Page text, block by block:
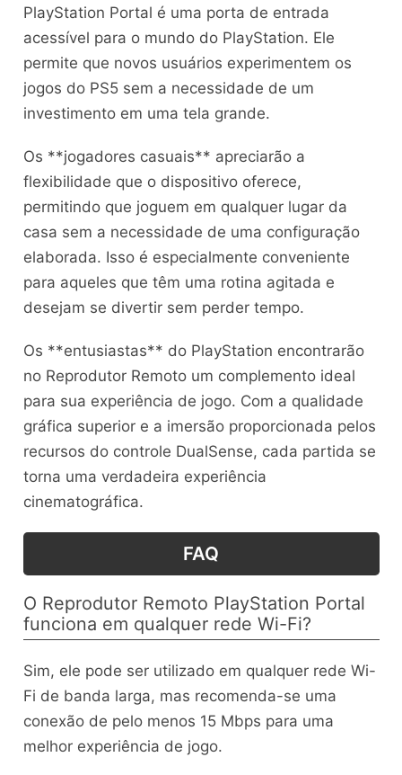
PlayStation Portal é uma porta de entrada
acessível para o mundo do PlayStation. Ele
permite que novos usuários experimentem os
jogos do PS5 sem a necessidade de um
investimento em uma tela grande.
Os **jogadores casuais** apreciarão a
flexibilidade que o dispositivo oferece,
permitindo que joguem em qualquer lugar da
casa sem a necessidade de uma configuração
elaborada. Isso é especialmente conveniente
para aqueles que têm uma rotina agitada e
desejam se divertir sem perder tempo.
Os **entusiastas** do PlayStation encontrarão
no Reprodutor Remoto um complemento ideal
para sua experiência de jogo. Com a qualidade
gráfica superior e a imersão proporcionada pelos
recursos do controle DualSense, cada partida se
torna uma verdadeira experiência
cinematográfica.
FAQ
O Reprodutor Remoto PlayStation Portal
funciona em qualquer rede Wi-Fi?
Sim, ele pode ser utilizado em qualquer rede Wi-
Fi de banda larga, mas recomenda-se uma
conexão de pelo menos 15 Mbps para uma
melhor experiência de jogo.